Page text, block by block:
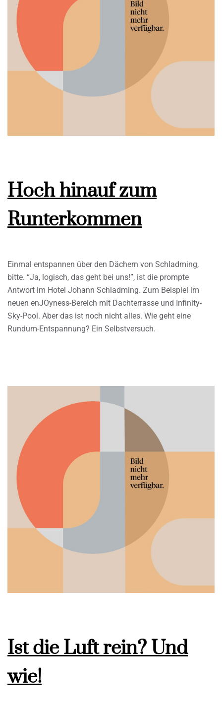
Hoch hinauf zum
Runterkommen
Einmal entspannen über den Dächern von Schladming,
bitte. “Ja, logisch, das geht bei uns!”, ist die prompte
Antwort im Hotel Johann Schladming. Zum Beispiel im
neuen enJOyness-Bereich mit Dachterrasse und Infinity-
Sky-Pool. Aber das ist noch nicht alles. Wie geht eine
Rundum-Entspannung? Ein Selbstversuch.
Ist die Luft rein? Und
wie!